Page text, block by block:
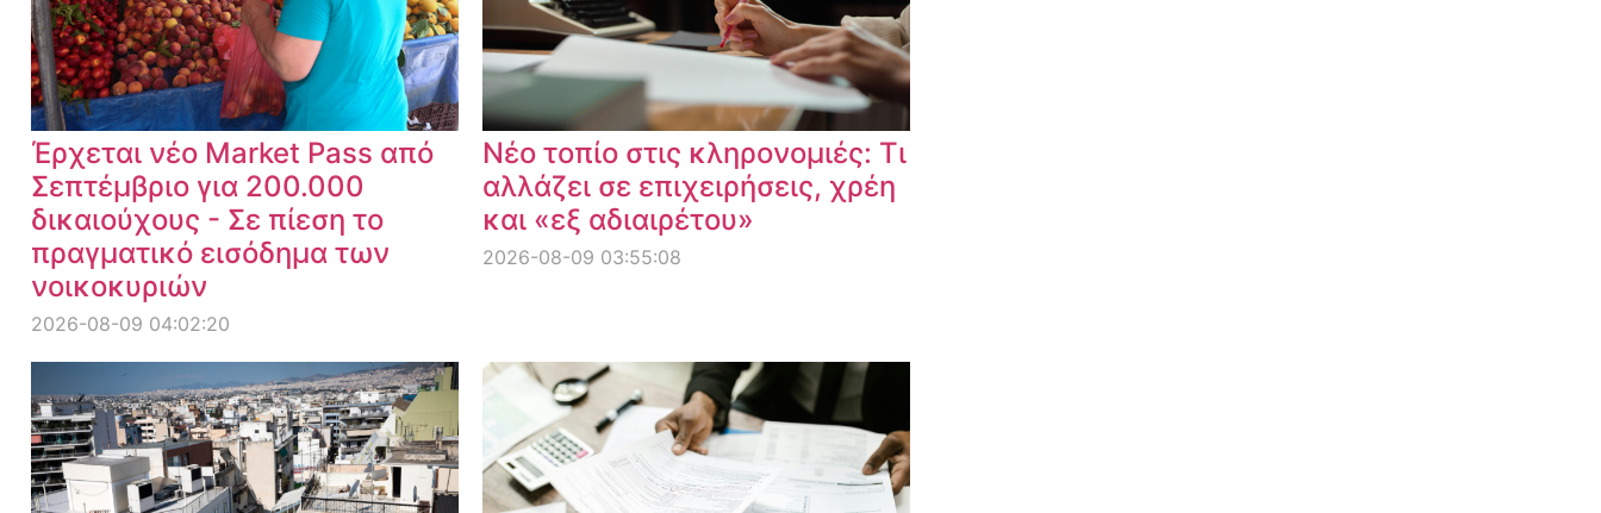
Έρχεται νέο Market Pass από
Σεπτέμβριο για 200.000
δικαιούχους - Σε πίεση το
πραγματικό εισόδημα των
νοικοκυριών
2026-08-09 04:02:20
Νέο τοπίο στις κληρονομιές: Τι
αλλάζει σε επιχειρήσεις, χρέη
και «εξ αδιαιρέτου»
2026-08-09 03:55:08